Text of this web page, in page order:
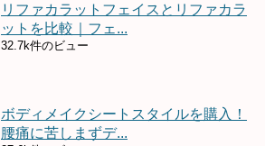
リファカラットフェイスとリファカラ
ットを比較｜フェ...
32.7k件のビュー
ボディメイクシートスタイルを購入！
腰痛に苦しまずデ...